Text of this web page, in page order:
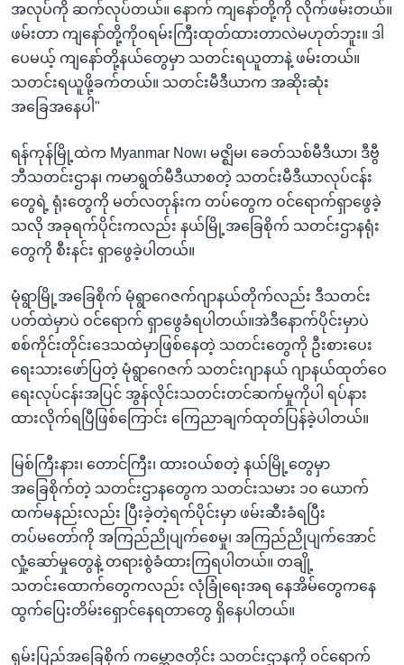
အလုပ်ကို ဆက်လုပ်တယ်။ နောက် ကျနော်တို့ကို လိုက်ဖမ်းတယ်။
ဖမ်းတာ ကျနော်တို့ကိုဝရမ်းကြီးထုတ်ထားတာလဲမဟုတ်ဘူး။ ဒါ
ပေမယ့် ကျနော်တို့နယ်တွေမှာ သတင်းရယူတာနဲ့ ဖမ်းတယ်။
သတင်းရယူဖို့ခက်တယ်။ သတင်းမီဒီယာက အဆိုးဆုံး
အခြေအနေပါ"
ရန်ကုန်မြို့ထဲက Myanmar Now၊ မဇ္ဈိမ၊ ခေတ်သစ်မီဒီယာ၊ ဒီဗွီ
ဘီသတင်းဌာန၊ ကမာရွတ်မီဒီယာစတဲ့ သတင်းမီဒီယာလုပ်ငန်း
တွေရဲ့ ရုံးတွေကို မတ်လတုန်းက တပ်တွေက ဝင်ရောက်ရှာဖွေခဲ့
သလို အခုရက်ပိုင်းကလည်း နယ်မြို့အခြေစိုက် သတင်းဌာနရုံး
တွေကို စီးနင်း ရှာဖွေခဲ့ပါတယ်။
မုံရွာမြို့အခြေစိုက် မုံရွာဂေဇက်ဂျာနယ်တိုက်လည်း ဒီသတင်း
ပတ်ထဲမှာပဲ ဝင်ရောက် ရှာဖွေခံရပါတယ်။အဲဒီနောက်ပိုင်းမှာပဲ
စစ်ကိုင်းတိုင်းဒေသထဲမှာဖြစ်နေတဲ့ သတင်းတွေကို ဦးစားပေး
ရေးသားဖော်ပြတဲ့ မုံရွာဂေဇက် သတင်းဂျာနယ် ဂျာနယ်ထုတ်ဝေ
ရေးလုပ်ငန်းအပြင် အွန်လိုင်းသတင်းတင်ဆက်မှုကိုပါ ရပ်နား
ထားလိုက်ရပြီဖြစ်ကြောင်း ကြေညာချက်ထုတ်ပြန်ခဲ့ပါတယ်။
မြစ်ကြီးနား၊ တောင်ကြီး၊ ထားဝယ်စတဲ့ နယ်မြို့တွေမှာ
အခြေစိုက်တဲ့ သတင်းဌာနတွေက သတင်းသမား ၁၀ ယောက်
ထက်မနည်းလည်း ပြီးခဲ့တဲ့ရက်ပိုင်းမှာ ဖမ်းဆီးခံရပြီး
တပ်မတော်ကို အကြည်ညိုပျက်စေမှု၊ အကြည်ညိုပျက်အောင်
လှုံ့ဆော်မှုတွေနဲ့ တရားစွဲခံထားကြရပါတယ်။ တချို့
သတင်းထောက်တွေကလည်း လုံခြုံရေးအရ နေအိမ်တွေကနေ
ထွက်ပြေးတိမ်းရှောင်နေရတာတွေ ရှိနေပါတယ်။
ရှမ်းပြည်အခြေစိုက် ကမ္ဘောဇတိုင်း သတင်းဌာနကို ဝင်ရောက်